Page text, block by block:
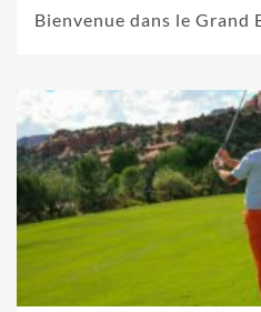
Bienvenue dans le Grand